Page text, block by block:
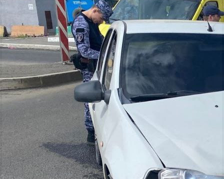
Происшествия
07.07.2025 07:26996
В Норильске в воскресеннье столкнулись 2 автомобиля